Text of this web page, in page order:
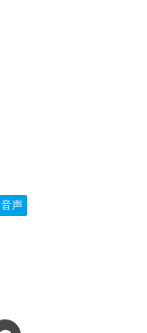
音声